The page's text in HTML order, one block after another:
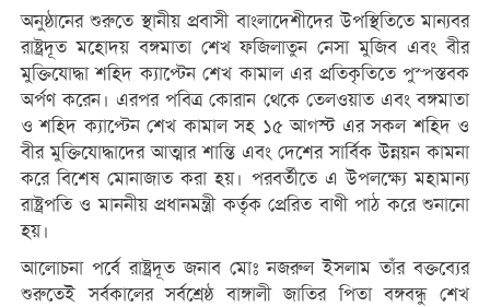
অনুষ্ঠানের শুরুতে স্থানীয় প্রবাসী বাংলাদেশীদের উপস্থিতিতে মান্যবর
রাষ্ট্রদূত মহোদয় বঙ্গমাতা শেখ ফজিলাতুন নেসা মুজিব এবং বীর
মুক্তিযোদ্ধা শহিদ ক্যাপ্টেন শেখ কামাল এর প্রতিকৃতিতে পুস্পস্তবক
অর্পণ করেন। এরপর পবিত্র কোরান থেকে তেলওয়াত এবং বঙ্গমাতা
ও শহিদ ক্যাপ্টেন শেখ কামাল সহ ১৫ আগস্ট এর সকল শহিদ ও
বীর মুক্তিযোদ্ধাদের আত্মার শান্তি এবং দেশের সার্বিক উন্নয়ন কামনা
করে বিশেষ মোনাজাত করা হয়। পরবর্তীতে এ উপলক্ষ্যে মহামান্য
রাষ্ট্রপতি ও মাননীয় প্রধানমন্ত্রী কর্তৃক প্রেরিত বাণী পাঠ করে শুনানো
হয়।
আলোচনা পর্বে রাষ্ট্রদূত জনাব মোঃ নজরুল ইসলাম তাঁর বক্তব্যের
শুরুতেই সর্বকালের সর্বশ্রেষ্ঠ বাঙ্গালী জাতির পিতা বঙ্গবন্ধু শেখ